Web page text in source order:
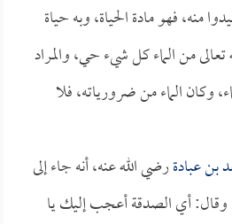
منه، فهو مادة الحياة، وبه حياة
من الماء كل شيء حي، والمراد
وكان الماء من ضرورياته، فلا
بن عبادةرضي الله عنه، أنه جاء إلى
وقال: أي الصدقة أعجب إليك يا